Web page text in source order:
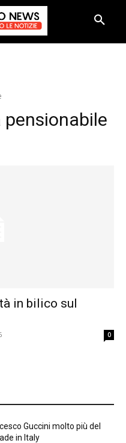
in bilico sul
0
Guccini molto più del
in Italy